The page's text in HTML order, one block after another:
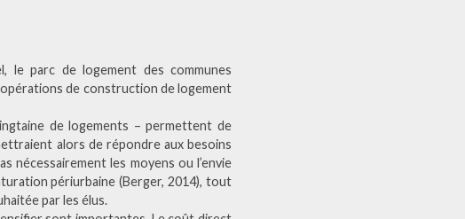
le parc de logement des communes
de construction de logement
de logements – permettent de
alors de répondre aux besoins
nécessairement les moyens ou l’envie
périurbaine (Berger, 2014), tout
par les élus.